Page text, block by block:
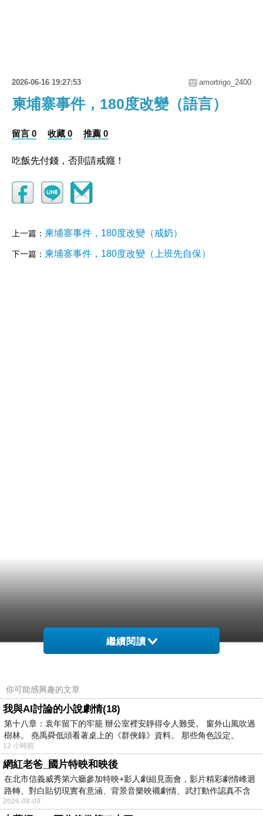
2026-06-16 19:27:53 amortrigo_2400
柬埔寨事件，180度改變（語言）
留言 0 收藏 0 推薦 0
吃飯先付錢，否則請戒癮！
上一篇： 柬埔寨事件，180度改變（戒奶）
下一篇： 柬埔寨事件，180度改變（上班先自保）
繼續閱讀
你可能感興趣的文章
我與AI討論的小說劇情(18)
第十八章：袁年留下的牢籠 辦公室裡安靜得令人難受。 窗外山風吹過
樹林。 堯禹舜低頭看著桌上的《群俠錄》資料。 那些角色設定。
12 小時前
網紅老爸_國片特映和映後
在北市信義威秀第六廳參加特映+影人劇組見面會，影片精彩劇情峰迴
路轉、對白貼切現實有意涵、背景音樂映襯劇情、武打動作認真不含
糊、
2026-08-09